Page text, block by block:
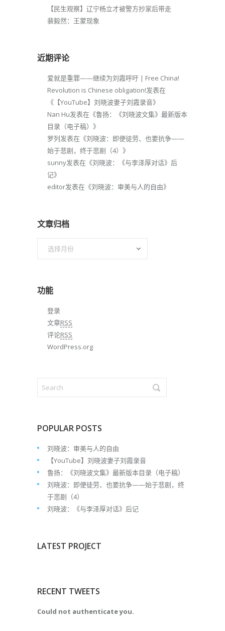
【民生观察】辽宁杨立才被警方抄家后带走
裴毅然：王蒙现象
近期评论
爱就是重罪——继续为刘霞呼吁 | Free China!
Revolution is Chinese obligation!发表在
《 【YouTube】刘晓波妻子刘霞录音》
Nan Hu发表在《鲁扬：《刘晓波文集》最新版本
目录（电子稿） 》
罗列发表在《刘晓波：即便徒劳、也要抗争——
始于悲剧，终于悲剧（4） 》
sunny发表在《刘晓波：《与李泽厚对话》后
记》
editor发表在《刘晓波：审美与人的自由》
文章归档
功能
登录
文章RSS
评论RSS
WordPress.org
POPULAR POSTS
刘晓波：审美与人的自由
【YouTube】刘晓波妻子刘霞录音
鲁扬：《刘晓波文集》最新版本目录（电子稿）
刘晓波：即便徒劳、也要抗争——始于悲剧，终
于悲剧（4）
刘晓波：《与李泽厚对话》后记
LATEST PROJECT
RECENT TWEETS
Could not authenticate you.